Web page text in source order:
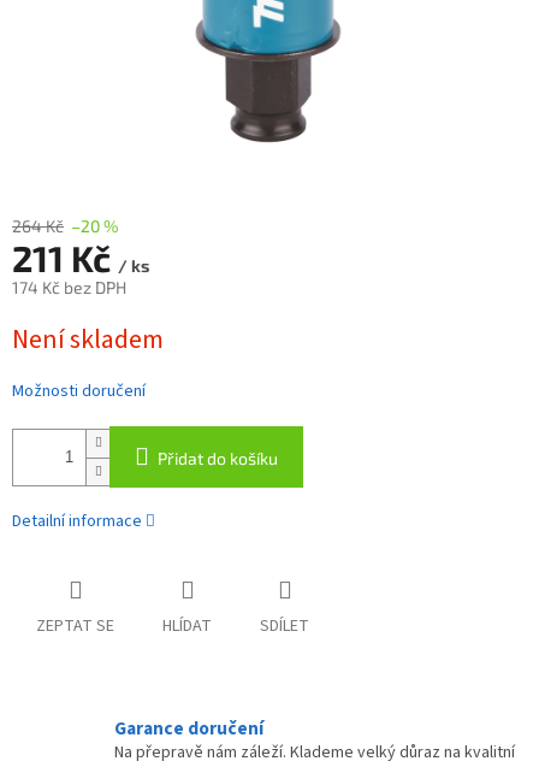
264 Kč –20 %
211 Kč / ks
174 Kč bez DPH
cena:
Není skladem
Možnosti doručení
Přidat do košíku
Detailní informace
ZEPTAT SE HLÍDAT SDÍLET
Garance doručení
Na přepravě nám záleží. Klademe velký důraz na kvalitní